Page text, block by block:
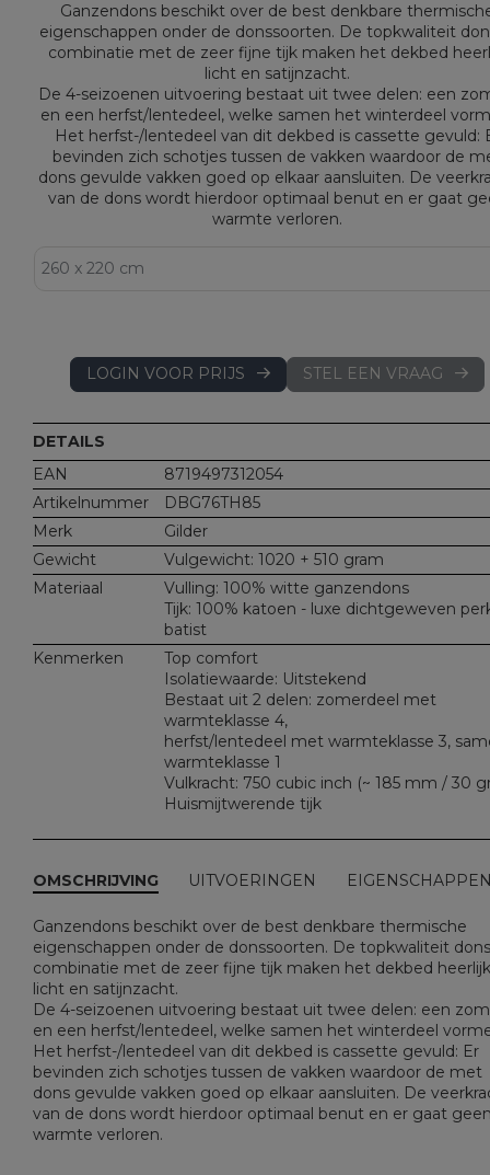
Ganzendons beschikt over de best denkbare
eigenschappen onder de donssoorten. De topkwaliteit
combinatie met de zeer fijne tijk maken het dekbed
licht en satijnzacht.
De 4-seizoenen uitvoering bestaat uit twee delen: een
en een herfst/lentedeel, welke samen het winterdeel
Het herfst-/lentedeel van dit dekbed is cassette gevuld:
bevinden zich schotjes tussen de vakken waardoor de
dons gevulde vakken goed op elkaar aansluiten. De
van de dons wordt hierdoor optimaal benut en er gaat
warmte verloren.
LOGIN VOOR PRIJS STEL EEN VRAAG
DETAILS
EAN
8719497312054
Artikelnummer
DBG76TH85
Merk
Gilder
Gewicht
Vulgewicht: 1020 + 510 gram
Materiaal
Vulling: 100% witte ganzendons
Tijk: 100% katoen - luxe dichtgeweven
batist
Kenmerken
Top comfort
Isolatiewaarde: Uitstekend
Bestaat uit 2 delen: zomerdeel met
warmteklasse 4,
herfst/lentedeel met warmteklasse 3,
warmteklasse 1
Vulkracht: 750 cubic inch (~ 185 mm / 30
Huismijtwerende tijk
OMSCHRIJVING UITVOERINGEN
Ganzendons beschikt over de best denkbare thermische
eigenschappen onder de donssoorten. De topkwaliteit
combinatie met de zeer fijne tijk maken het dekbed heerlijk
licht en satijnzacht.
De 4-seizoenen uitvoering bestaat uit twee delen: een
en een herfst/lentedeel, welke samen het winterdeel
Het herfst-/lentedeel van dit dekbed is cassette gevuld: Er
bevinden zich schotjes tussen de vakken waardoor de met
dons gevulde vakken goed op elkaar aansluiten. De
van de dons wordt hierdoor optimaal benut en er gaat
warmte verloren.